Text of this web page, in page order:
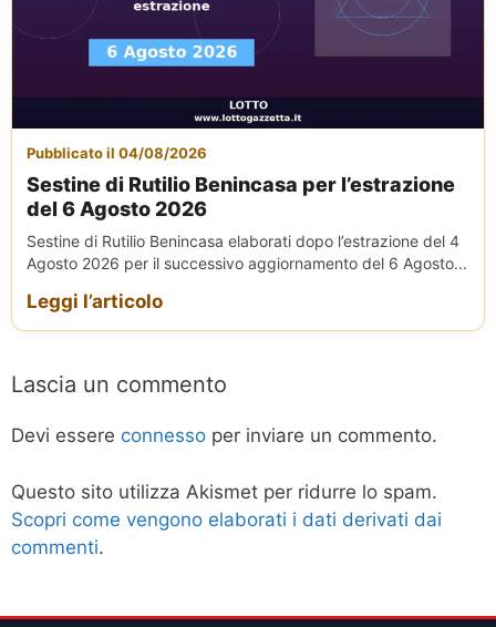
Pubblicato il 04/08/2026
Sestine di Rutilio Benincasa per l’estrazione
del 6 Agosto 2026
Sestine di Rutilio Benincasa elaborati dopo l’estrazione del 4
Agosto 2026 per il successivo aggiornamento del 6 Agosto...
Leggi l’articolo
Lascia un commento
Devi essere connesso per inviare un commento.
Questo sito utilizza Akismet per ridurre lo spam.
Scopri come vengono elaborati i dati derivati dai
commenti.